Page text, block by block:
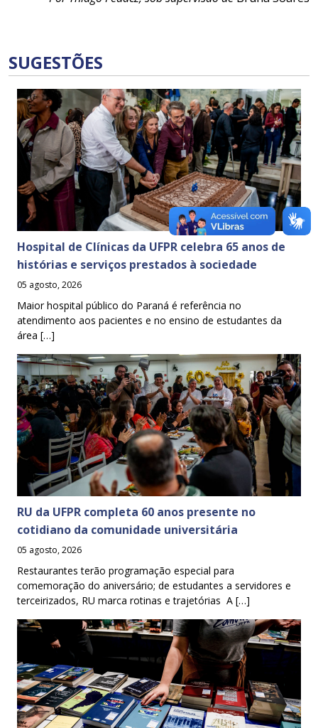
SUGESTÕES
Hospital de Clínicas da UFPR celebra 65 anos de
histórias e serviços prestados à sociedade
05 agosto, 2026
Maior hospital público do Paraná é referência no
atendimento aos pacientes e no ensino de estudantes da
área […]
RU da UFPR completa 60 anos presente no
cotidiano da comunidade universitária
05 agosto, 2026
Restaurantes terão programação especial para
comemoração do aniversário; de estudantes a servidores e
terceirizados, RU marca rotinas e trajetórias A […]